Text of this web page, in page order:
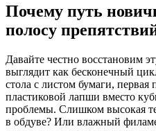
Почему путь
полосу
Давайте честно восстановим
выглядит как бесконечный
стола с листом бумаги, первая
пластиковой лапши вместо
проблемы. Слишком высокая
в обдуве? Или влажный